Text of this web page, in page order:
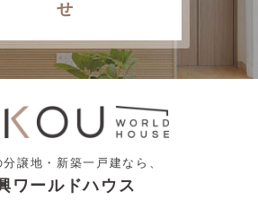
せ
譲地・新築一戸建なら、
ワールドハウス